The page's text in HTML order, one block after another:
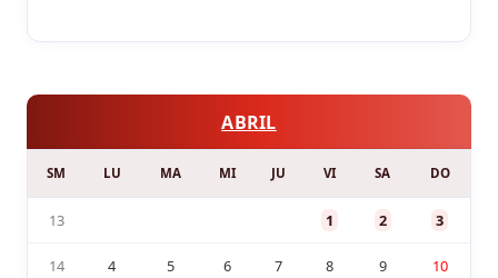
ABRIL
SM LU MA MI JU VI SA DO
13 1 2 3
14 4 5 6 7 8 9 10